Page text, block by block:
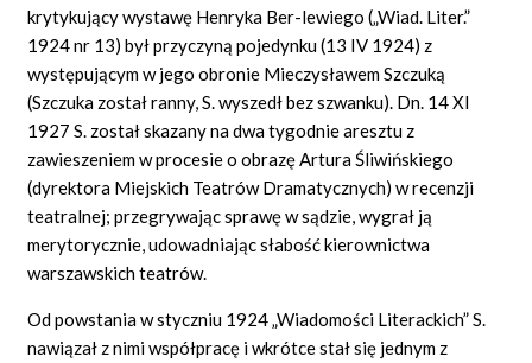
krytykujący wystawę Henryka Ber-lewiego („Wiad. Liter.”
1924 nr 13) był przyczyną pojedynku (13 IV 1924) z
występującym w jego obronie Mieczysławem Szczuką
(Szczuka został ranny, S. wyszedł bez szwanku). Dn. 14 XI
1927 S. został skazany na dwa tygodnie aresztu z
zawieszeniem w procesie o obrazę Artura Śliwińskiego
(dyrektora Miejskich Teatrów Dramatycznych) w recenzji
teatralnej; przegrywając sprawę w sądzie, wygrał ją
merytorycznie, udowadniając słabość kierownictwa
warszawskich teatrów.
Od powstania w styczniu 1924 „Wiadomości Literackich” S.
nawiązał z nimi współpracę i wkrótce stał się jednym z